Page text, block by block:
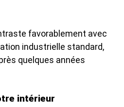
favorablement avec
industrielle standard,
quelques années
intérieur